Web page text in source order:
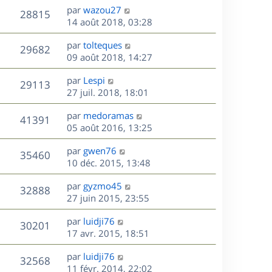
e
n
i
e
r
m
e
s
s
a
g
e
28815V
u
e
s
D
e
r
n
i
e
r
m
e
s
s
a
g
e
par wazou27
14 août 2018, 03:28
29682V
u
e
D
e
r
n
i
e
r
m
e
s
s
a
g
e
par tolteques
09 août 2018, 14:27
29113V
u
s
D
e
r
n
i
e
r
m
e
s
s
a
g
e
par Lespi
27 juil. 2018, 18:01
41391
u
s
D
e
r
n
i
e
r
m
e
s
s
a
g
par medoramas
05 août 2016, 13:25
35460V
u
e
D
e
r
n
i
e
r
m
e
s
par gwen76
10 déc. 2015, 13:48
32888V
u
s
D
e
r
n
i
e
r
par gyzmo45
27 juin 2015, 23:55
30201
u
e
D
e
r
n
i
par luidji76
17 avr. 2015, 18:51
32568V
D
e
par luidji76
11 févr. 2014, 22:02